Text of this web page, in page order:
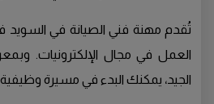
تُقدم مهنة فني الصيانة في السويد
العمل في مجال الإلكترونيات.
الجيد، يمكنك البدء في مسيرة